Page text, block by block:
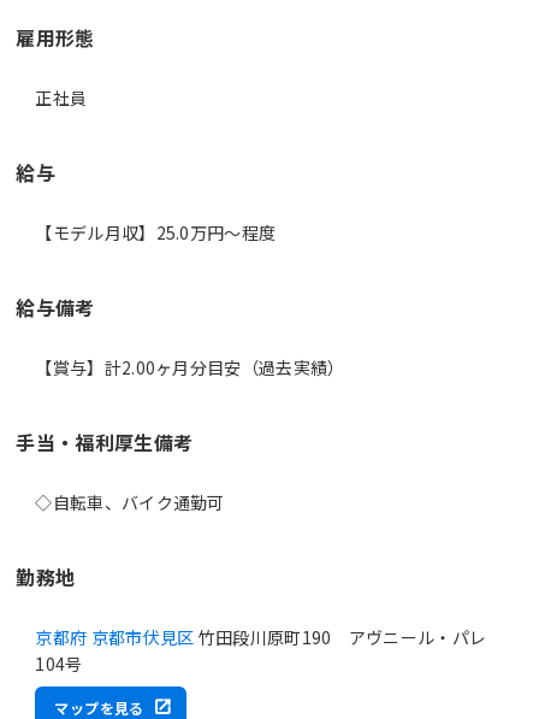
雇用形態
正社員
給与
【モデル月収】25.0万円〜程度
給与備考
【賞与】計2.00ヶ月分目安（過去実績）
手当・福利厚生備考
勤務地
京都府 京都市伏見区 竹田段川原町190 アヴニール・パレ
104号
マップを見る